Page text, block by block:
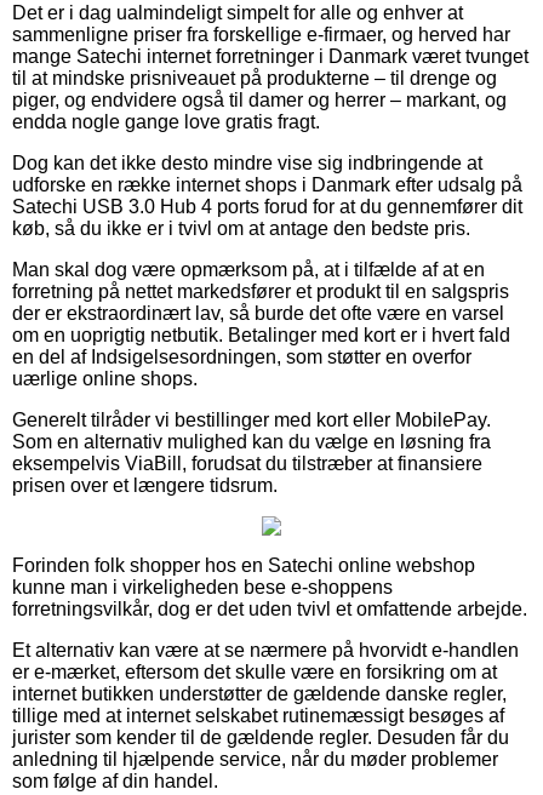
Det er i dag ualmindeligt simpelt for alle og enhver at
sammenligne priser fra forskellige e-firmaer, og herved har
mange Satechi internet forretninger i Danmark været tvunget
til at mindske prisniveauet på produkterne – til drenge og
piger, og endvidere også til damer og herrer – markant, og
endda nogle gange love gratis fragt.
Dog kan det ikke desto mindre vise sig indbringende at
udforske en række internet shops i Danmark efter udsalg på
Satechi USB 3.0 Hub 4 ports forud for at du gennemfører dit
køb, så du ikke er i tvivl om at antage den bedste pris.
Man skal dog være opmærksom på, at i tilfælde af at en
forretning på nettet markedsfører et produkt til en salgspris
der er ekstraordinært lav, så burde det ofte være en varsel
om en uoprigtig netbutik. Betalinger med kort er i hvert fald
en del af Indsigelsesordningen, som støtter en overfor
uærlige online shops.
Generelt tilråder vi bestillinger med kort eller MobilePay.
Som en alternativ mulighed kan du vælge en løsning fra
eksempelvis ViaBill, forudsat du tilstræber at finansiere
prisen over et længere tidsrum.
Forinden folk shopper hos en Satechi online webshop
kunne man i virkeligheden bese e-shoppens
forretningsvilkår, dog er det uden tvivl et omfattende arbejde.
Et alternativ kan være at se nærmere på hvorvidt e-handlen
er e-mærket, eftersom det skulle være en forsikring om at
internet butikken understøtter de gældende danske regler,
tillige med at internet selskabet rutinemæssigt besøges af
jurister som kender til de gældende regler. Desuden får du
anledning til hjælpende service, når du møder problemer
som følge af din handel.